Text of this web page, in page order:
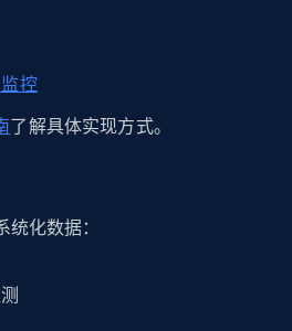
控
了解具体实现方式。
化数据：